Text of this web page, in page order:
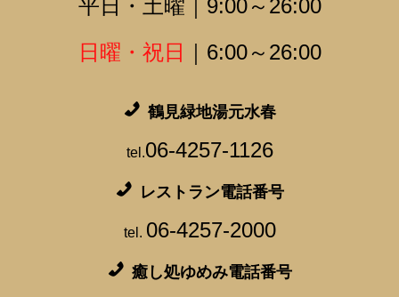
平日・土曜｜9:00～26:00
日曜・祝日 ｜6:00～26:00
鶴見緑地湯元水春
tel.06-4257-1126
レストラン電話番号
tel. 06-4257-2000
癒し処ゆめみ電話番号